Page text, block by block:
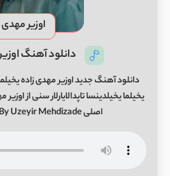
اوزیر مهدی
دانلود آهنگ
دانلود آهنگ جدید اوزیر مهدی زاده
یخیلما یخیلدینسا تاپدالایارلار سنی از
اصلی MP3 Yixilma Song By Uzeyir Mehdizade